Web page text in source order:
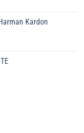
Kardon